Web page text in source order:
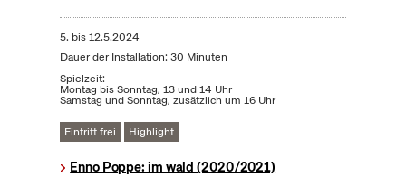
5. bis12.5.2024
Dauer der Installation: 30 Minuten
Spielzeit:
Montag bis Sonntag, 13 und 14 Uhr
Samstag und Sonntag, zusätzlich um 16 Uhr
Eintritt frei Highlight
Enno Poppe: im wald (2020/2021)